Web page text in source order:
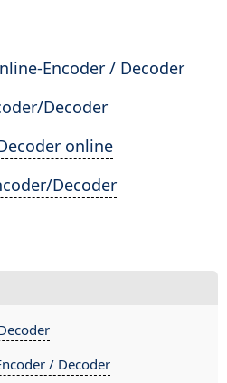
Encoder / Decoder
Decoder
online
Decoder
/ Decoder